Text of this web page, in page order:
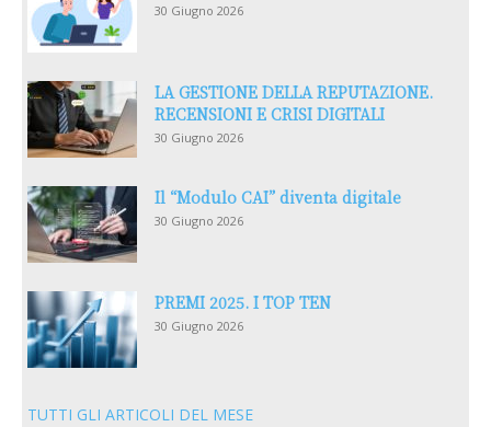
30 Giugno 2026
LA GESTIONE DELLA REPUTAZIONE.
RECENSIONI E CRISI DIGITALI
30 Giugno 2026
Il “Modulo CAI” diventa digitale
30 Giugno 2026
PREMI 2025. I TOP TEN
30 Giugno 2026
TUTTI GLI ARTICOLI DEL MESE